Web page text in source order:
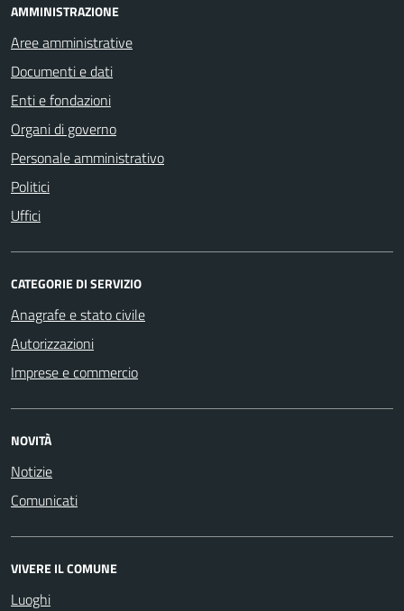
AMMINISTRAZIONE
Aree amministrative
Documenti e dati
Enti e fondazioni
Organi di governo
Personale amministrativo
Politici
Uffici
CATEGORIE DI SERVIZIO
Anagrafe e stato civile
Autorizzazioni
Imprese e commercio
NOVITÀ
Notizie
Comunicati
VIVERE IL COMUNE
Luoghi